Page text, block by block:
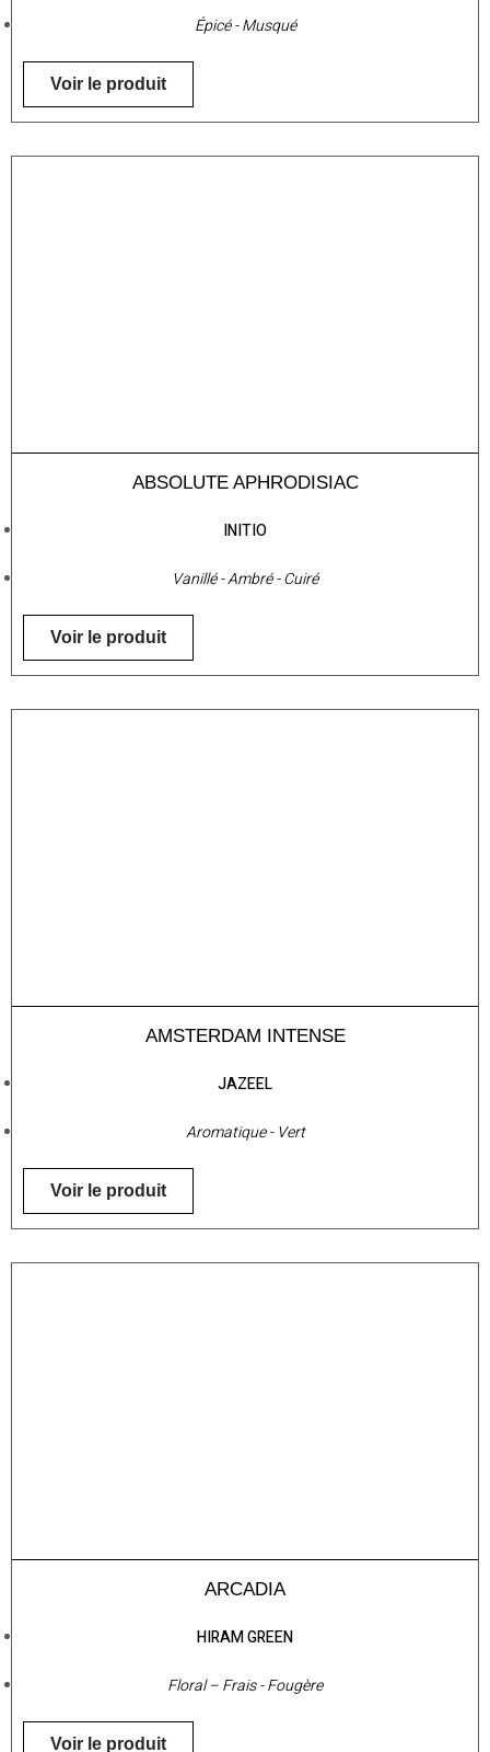
Épicé - Musqué
Voir le produit
ABSOLUTE APHRODISIAC
INITIO
Vanillé - Ambré - Cuiré
Voir le produit
AMSTERDAM INTENSE
JAZEEL
Aromatique - Vert
Voir le produit
ARCADIA
HIRAM GREEN
Floral – Frais - Fougère
Voir le produit